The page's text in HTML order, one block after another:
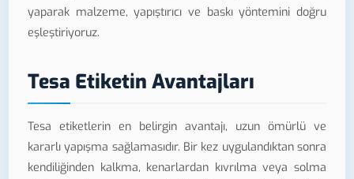
yaparak malzeme, yapıştırıcı ve baskı yöntemini doğru
eşleştiriyoruz.
Tesa Etiketin Avantajları
Tesa etiketlerin en belirgin avantajı, uzun ömürlü ve
kararlı yapışma sağlamasıdır. Bir kez uygulandıktan sonra
kendiliğinden kalkma, kenarlardan kıvrılma veya solma